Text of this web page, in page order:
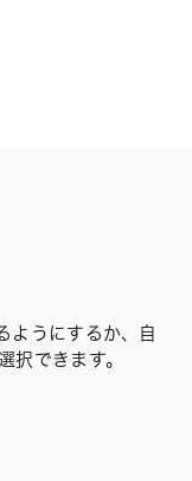
ようにするか、自
択できます。